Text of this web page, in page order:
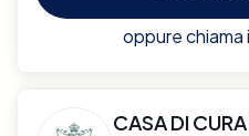
oppure chiama
CASA DI